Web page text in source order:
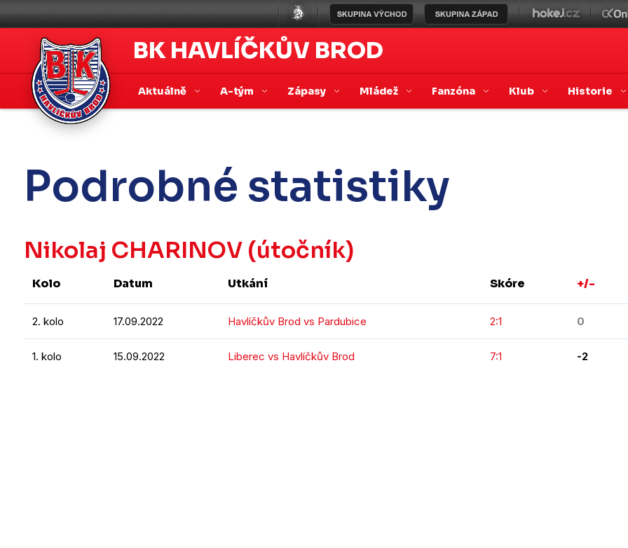
BK HAVLÍČKŮV BROD
Aktuálně A-tým Zápasy Mládež Fanzóna Klub Historie
Podrobné statistiky
Nikolaj CHARINOV (útočník)
Kolo Datum Utkání Skóre +/-
2. kolo 17.09.2022 Havlíčkův Brod vs Pardubice 2:1 0
1. kolo 15.09.2022 Liberec vs Havlíčkův Brod 7:1 -2